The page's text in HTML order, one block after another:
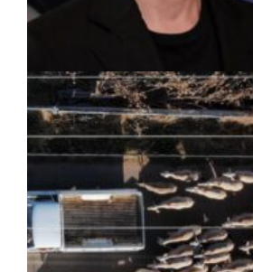
ΡΕΠΟΡΤΑΖ | 07/08/2026 · 17:27
Ο Δούκας για έργα,
μάχη των επόμενων
μου να κατέβει ο